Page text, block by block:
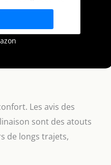
inclinable sur 3
Dossier
pour des
du véhicule et
x 50,0 x 61,0 cm,
Les avis des
sont des atouts
de longs trajets,